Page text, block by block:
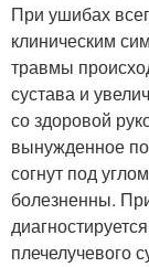
При ушибах
клиническим
травмы
сустава и
со здоровой
вынужденное
согнут под
болезненны.
плечелучевого